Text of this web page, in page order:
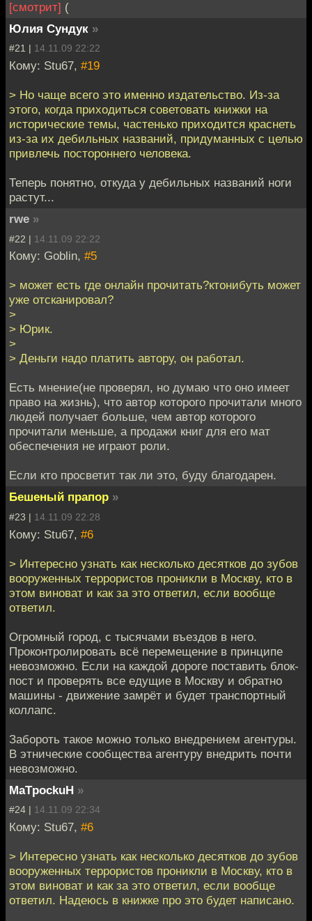
[смотрит] (
Юлия Сундук »
#21 | 14.11.09 22:22
Кому: Stu67, #19
> Но чаще всего это именно издательство. Из-за
этого, когда приходиться советовать книжки на
исторические темы, частенько приходится краснеть
из-за их дебильных названий, придуманных с целью
привлечь постороннего человека.
Теперь понятно, откуда у дебильных названий ноги
растут...
rwe »
#22 | 14.11.09 22:22
Кому: Goblin, #5
> может есть где онлайн прочитать?ктонибуть может
уже отсканировал?
>
> Юрик.
>
> Деньги надо платить автору, он работал.
Есть мнение(не проверял, но думаю что оно имеет
право на жизнь), что автор которого прочитали много
людей получает больше, чем автор которого
прочитали меньше, а продажи книг для его мат
обеспечения не играют роли.
Если кто просветит так ли это, буду благодарен.
Бешеный прапор »
#23 | 14.11.09 22:28
Кому: Stu67, #6
> Интересно узнать как несколько десятков до зубов
вооруженных террористов проникли в Москву, кто в
этом виноват и как за это ответил, если вообще
ответил.
Огромный город, с тысячами въездов в него.
Проконтролировать всё перемещение в принципе
невозможно. Если на каждой дороге поставить блок-
пост и проверять все едущие в Москву и обратно
машины - движение замрёт и будет транспортный
коллапс.
Забороть такое можно только внедрением агентуры.
В этнические сообщества агентуру внедрить почти
невозможно.
MaTpockuH »
#24 | 14.11.09 22:34
Кому: Stu67, #6
> Интересно узнать как несколько десятков до зубов
вооруженных террористов проникли в Москву, кто в
этом виноват и как за это ответил, если вообще
ответил. Надеюсь в книжке про это будет написано.